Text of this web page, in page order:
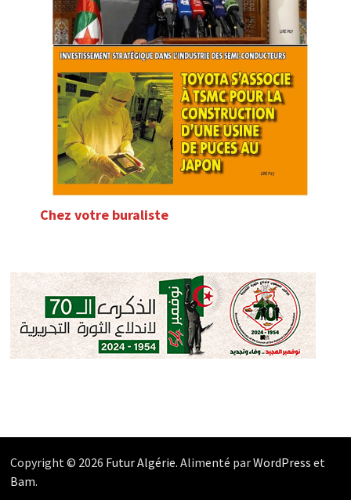
Chez votre buraliste
Copyright © 2026 Futur Algérie. Alimenté parWordPress et
Bam.